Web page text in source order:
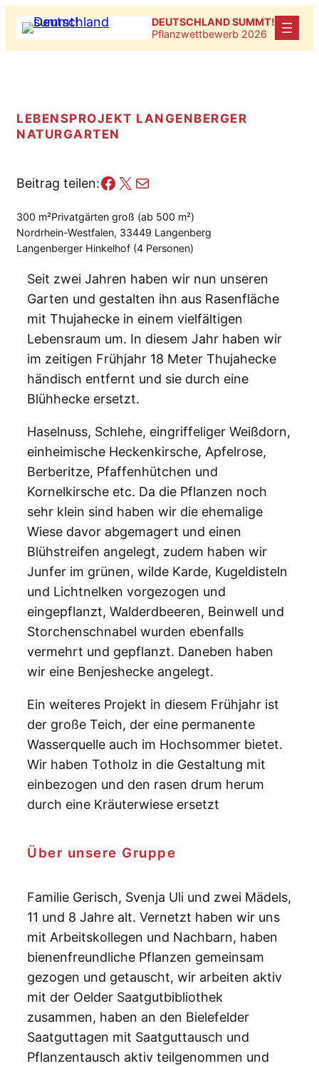
Zum
Inhalt
springen
DEUTSCHLAND SUMMT!
Pflanzwettbewerb 2026
LEBENSPROJEKT LANGENBERGER
NATURGARTEN
Beitrag teilen:Facebook
X E-Mail
300 m²Privatgärten groß (ab 500 m²)
Nordrhein-Westfalen, 33449 Langenberg
Langenberger Hinkelhof (4 Personen)
Seit zwei Jahren haben wir nun unseren
Garten und gestalten ihn aus Rasenfläche
mit Thujahecke in einem vielfältigen
Lebensraum um. In diesem Jahr haben wir
im zeitigen Frühjahr 18 Meter Thujahecke
händisch entfernt und sie durch eine
Blühhecke ersetzt.
Haselnuss, Schlehe, eingriffeliger Weißdorn,
einheimische Heckenkirsche, Apfelrose,
Berberitze, Pfaffenhütchen und
Kornelkirsche etc. Da die Pflanzen noch
sehr klein sind haben wir die ehemalige
Wiese davor abgemagert und einen
Blühstreifen angelegt, zudem haben wir
Junfer im grünen, wilde Karde, Kugeldisteln
und Lichtnelken vorgezogen und
eingepflanzt, Walderdbeeren, Beinwell und
Storchenschnabel wurden ebenfalls
vermehrt und gepflanzt. Daneben haben
wir eine Benjeshecke angelegt.
Ein weiteres Projekt in diesem Frühjahr ist
der große Teich, der eine permanente
Wasserquelle auch im Hochsommer bietet.
Wir haben Totholz in die Gestaltung mit
einbezogen und den rasen drum herum
durch eine Kräuterwiese ersetzt
Über unsere Gruppe
Familie Gerisch, Svenja Uli und zwei Mädels,
11 und 8 Jahre alt. Vernetzt haben wir uns
mit Arbeitskollegen und Nachbarn, haben
bienenfreundliche Pflanzen gemeinsam
gezogen und getauscht, wir arbeiten aktiv
mit der Oelder Saatgutbibliothek
zusammen, haben an den Bielefelder
Saatguttagen mit Saatguttausch und
Pflanzentausch aktiv teilgenommen und